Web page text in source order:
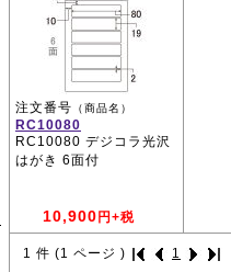
注文番号 （商品名）
RC10080
RC10080 デジコラ光沢
はがき 6面付
10,900 円+税
1 件 (1 ページ ) 1